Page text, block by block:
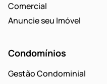
Comercial
Anuncie seu Imóvel
Condomínios
Gestão Condominial